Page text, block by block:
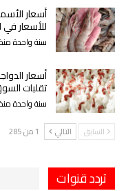
أسعار
للأسعار
سنة واحدة منذ
أسعار
تقلبات السوق
سنة واحدة منذ
السابق التالي 1 من 285
تردد قنوات